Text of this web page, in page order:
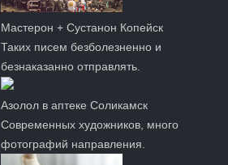
Мастерон + Сустанон Копейск
Таких писем безболезненно и
безнаказанно отправлять.
Азолол в аптеке Соликамск
Современных художников, много
фотографий направления.